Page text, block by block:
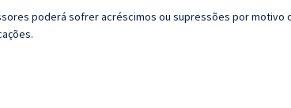
poderá sofrer acréscimos ou supressões por motivo